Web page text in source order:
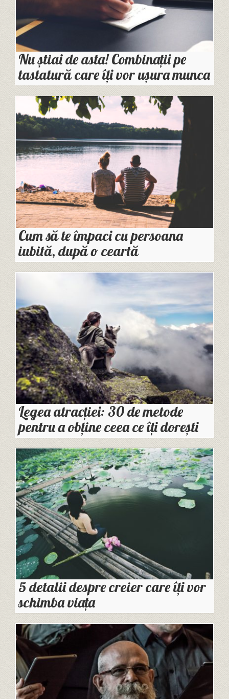
Nu știai de asta! Combinații pe
tastatură care îți vor ușura munca
Cum să te împaci cu persoana
iubită, după o ceartă
Legea atracției: 30 de metode
pentru a obține ceea ce îți dorești
5 detalii despre creier care îţi vor
schimba viaţa